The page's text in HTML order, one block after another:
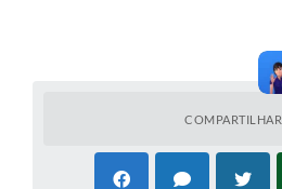
COMPARTILHAR